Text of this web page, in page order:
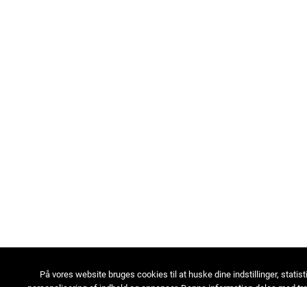
På vores website bruges cookies til at huske dine indstillinger,